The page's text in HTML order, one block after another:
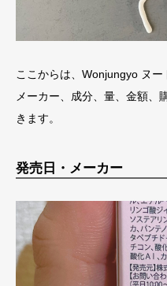
ここからは、Wonjungyo ヌー
メーカー、成分、量、金額、
きます。
発売日・メーカー